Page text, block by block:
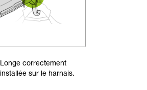
Longe correctement
installée sur le harnais.